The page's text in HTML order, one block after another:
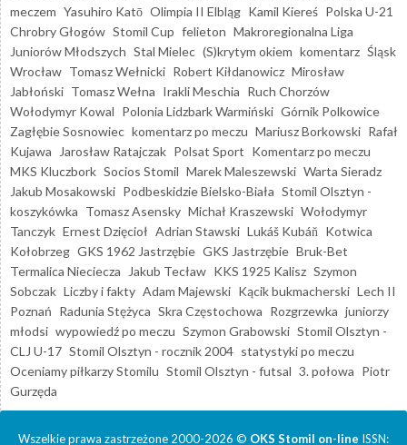
meczem Yasuhiro Katō Olimpia II Elbląg Kamil Kiereś Polska U-21
Chrobry Głogów Stomil Cup felieton Makroregionalna Liga
Juniorów Młodszych Stal Mielec (S)krytym okiem komentarz Śląsk
Wrocław Tomasz Wełnicki Robert Kiłdanowicz Mirosław
Jabłoński Tomasz Wełna Irakli Meschia Ruch Chorzów
Wołodymyr Kowal Polonia Lidzbark Warmiński Górnik Polkowice
Zagłębie Sosnowiec komentarz po meczu Mariusz Borkowski Rafał
Kujawa
Jarosław Ratajczak Polsat Sport Komentarz po meczu
MKS Kluczbork Socios Stomil Marek Maleszewski Warta Sieradz
Jakub Mosakowski Podbeskidzie Bielsko-Biała Stomil Olsztyn -
koszykówka Tomasz Asensky Michał Kraszewski Wołodymyr
Tanczyk Ernest Dzięcioł Adrian Stawski Lukáš Kubáň Kotwica
Kołobrzeg GKS 1962 Jastrzębie GKS Jastrzębie Bruk-Bet
Termalica Nieciecza
Jakub Tecław KKS 1925 Kalisz Szymon
Sobczak Liczby i fakty Adam Majewski Kącik bukmacherski Lech II
Poznań Radunia Stężyca Skra Częstochowa Rozgrzewka juniorzy
młodsi wypowiedź po meczu Szymon Grabowski Stomil Olsztyn -
CLJ U-17 Stomil Olsztyn - rocznik 2004 statystyki po meczu
Oceniamy piłkarzy Stomilu Stomil Olsztyn - futsal 3. połowa Piotr
Gurzęda
Wszelkie prawa zastrzeżone 2000-2026 © OKS Stomil on-line ISSN: